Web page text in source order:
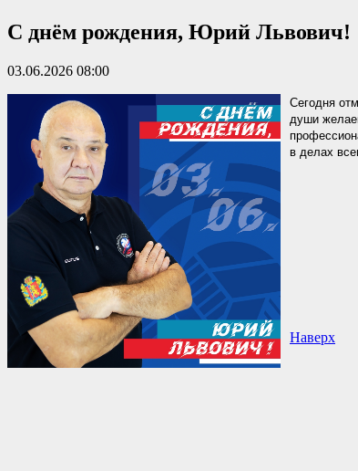
С днём рождения, Юрий Львович!
03.06.2026 08:00
Сегодня
души
в делах
Наверх